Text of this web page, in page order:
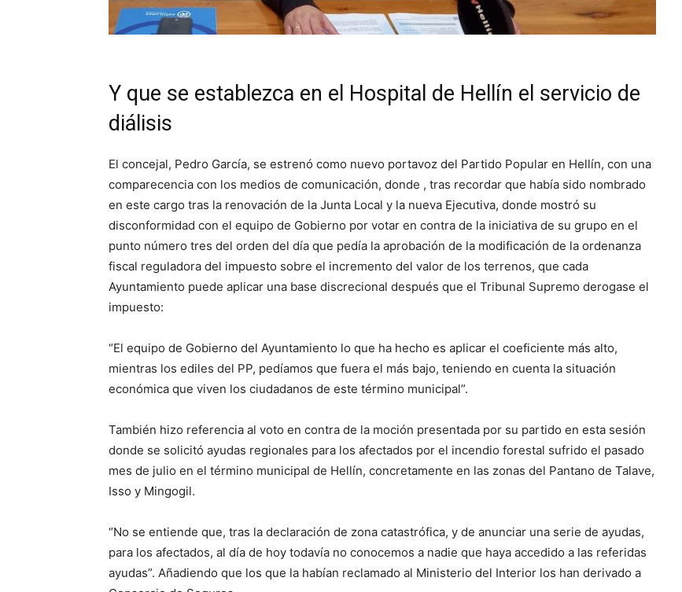
Y que se establezca en el Hospital de Hellín el servicio de
diálisis
El concejal, Pedro García, se estrenó como nuevo portavoz del Partido Popular en Hellín, con una
comparecencia con los medios de comunicación, donde , tras recordar que había sido nombrado
en este cargo tras la renovación de la Junta Local y la nueva Ejecutiva, donde mostró su
disconformidad con el equipo de Gobierno por votar en contra de la iniciativa de su grupo en el
punto número tres del orden del día que pedía la aprobación de la modificación de la ordenanza
fiscal reguladora del impuesto sobre el incremento del valor de los terrenos, que cada
Ayuntamiento puede aplicar una base discrecional después que el Tribunal Supremo derogase el
impuesto:
“El equipo de Gobierno del Ayuntamiento lo que ha hecho es aplicar el coeficiente más alto,
mientras los ediles del PP, pedíamos que fuera el más bajo, teniendo en cuenta la situación
económica que viven los ciudadanos de este término municipal”.
También hizo referencia al voto en contra de la moción presentada por su partido en esta sesión
donde se solicitó ayudas regionales para los afectados por el incendio forestal sufrido el pasado
mes de julio en el término municipal de Hellín, concretamente en las zonas del Pantano de Talave,
Isso y Mingogil.
“No se entiende que, tras la declaración de zona catastrófica, y de anunciar una serie de ayudas,
para los afectados, al día de hoy todavía no conocemos a nadie que haya accedido a las referidas
ayudas”. Añadiendo que los que la habían reclamado al Ministerio del Interior los han derivado a